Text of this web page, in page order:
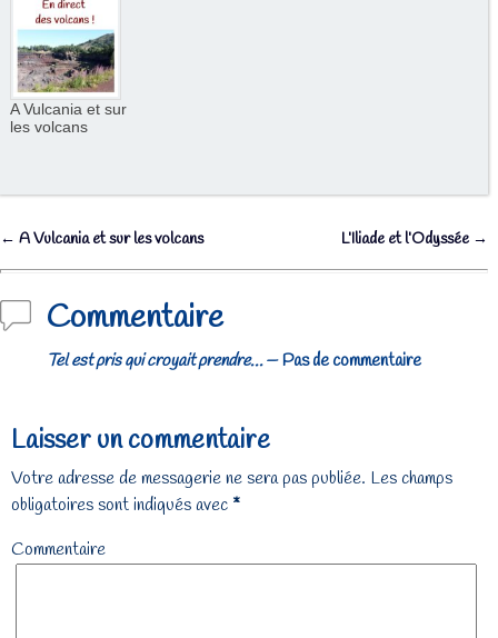
A Vulcania et sur
les volcans
Navigation des articles
← A Vulcania et sur les volcans L’Iliade et l’Odyssée →
Commentaire
Tel est pris qui croyait prendre…— Pas de commentaire
Laisser un commentaire
Votre adresse de messagerie ne sera pas publiée. Les champs
obligatoires sont indiqués avec *
Commentaire